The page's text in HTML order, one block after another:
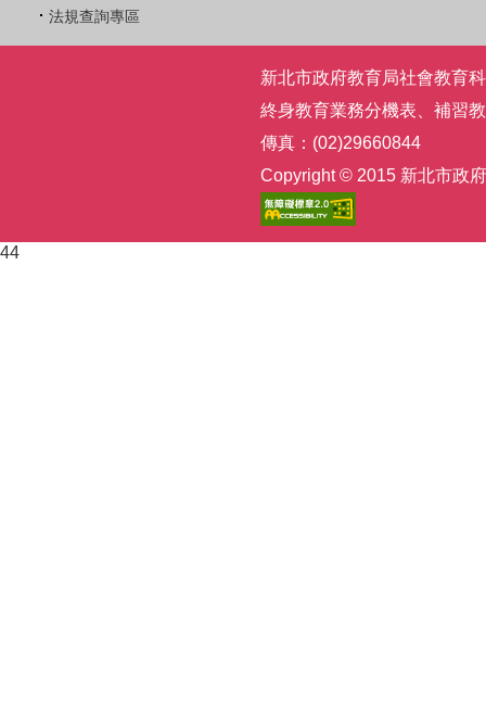
法規查詢專區
新北市政府教育局社會教育
終身教育業務分機表
補習
傳真：(02)29660844
Copyright © 2015 新北市政
44